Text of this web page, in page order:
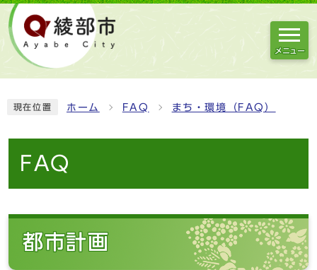
メニュー
現在位置 ホーム FAQ まち・環境（FAQ）
FAQ
都市計画